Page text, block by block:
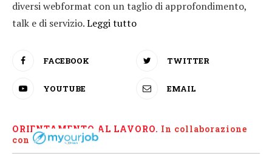
diversi webformat con un taglio di approfondimento,
talk e di servizio.Leggi tutto
FACEBOOK TWITTER
YOUTUBE EMAIL
ORIENTAMENTO AL LAVORO. In collaborazione
con